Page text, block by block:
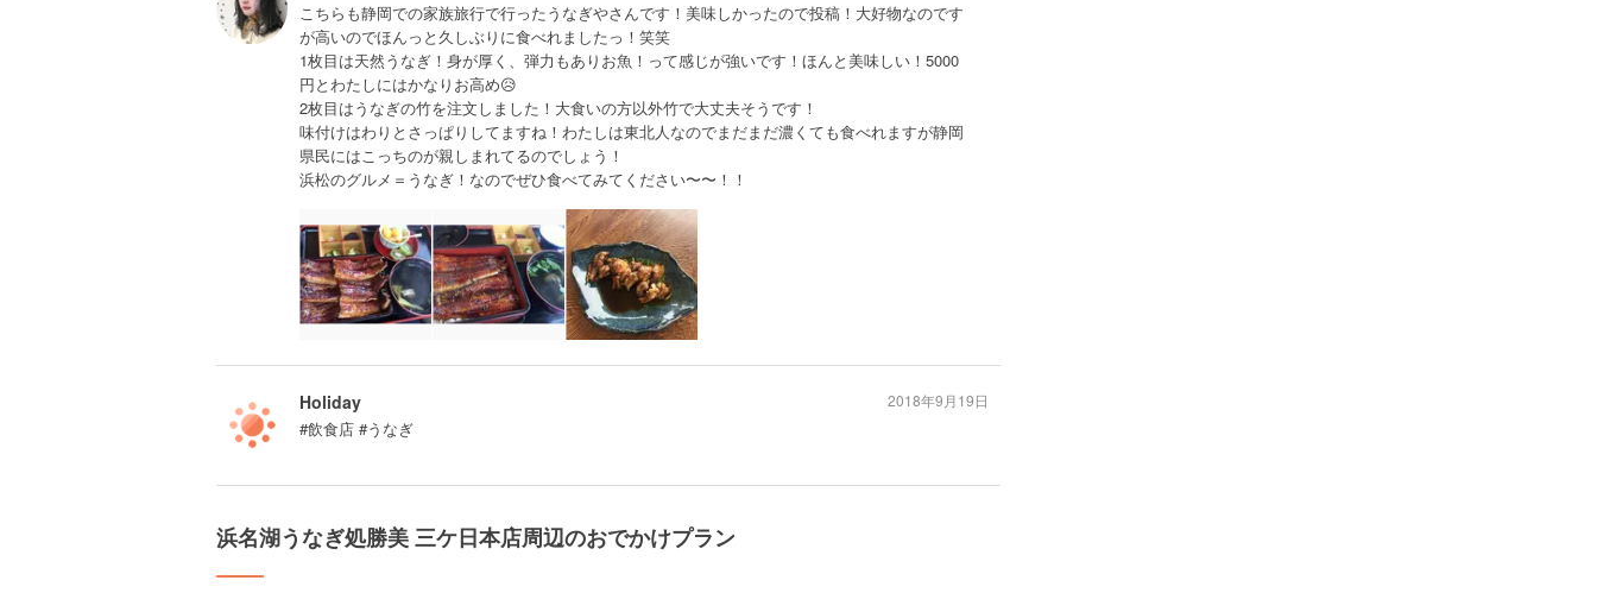
こちらも静岡での家族旅行で行ったうなぎやさんです！美味しかったので投稿！大好物なのです
が高いのでほんっと久しぶりに食べれましたっ！笑笑
1枚目は天然うなぎ！身が厚く、弾力もありお魚！って感じが強いです！ほんと美味しい！5000
円とわたしにはかなりお高め😥
2枚目はうなぎの竹を注文しました！大食いの方以外竹で大丈夫そうです！
味付けはわりとさっぱりしてますね！わたしは東北人なのでまだまだ濃くても食べれますが静岡
県民にはこっちのが親しまれてるのでしょう！
浜松のグルメ＝うなぎ！なのでぜひ食べてみてください〜〜！！
Holiday
#飲食店 #うなぎ
2018年9月19日
浜名湖うなぎ処勝美 三ケ日本店周辺のおでかけプラン